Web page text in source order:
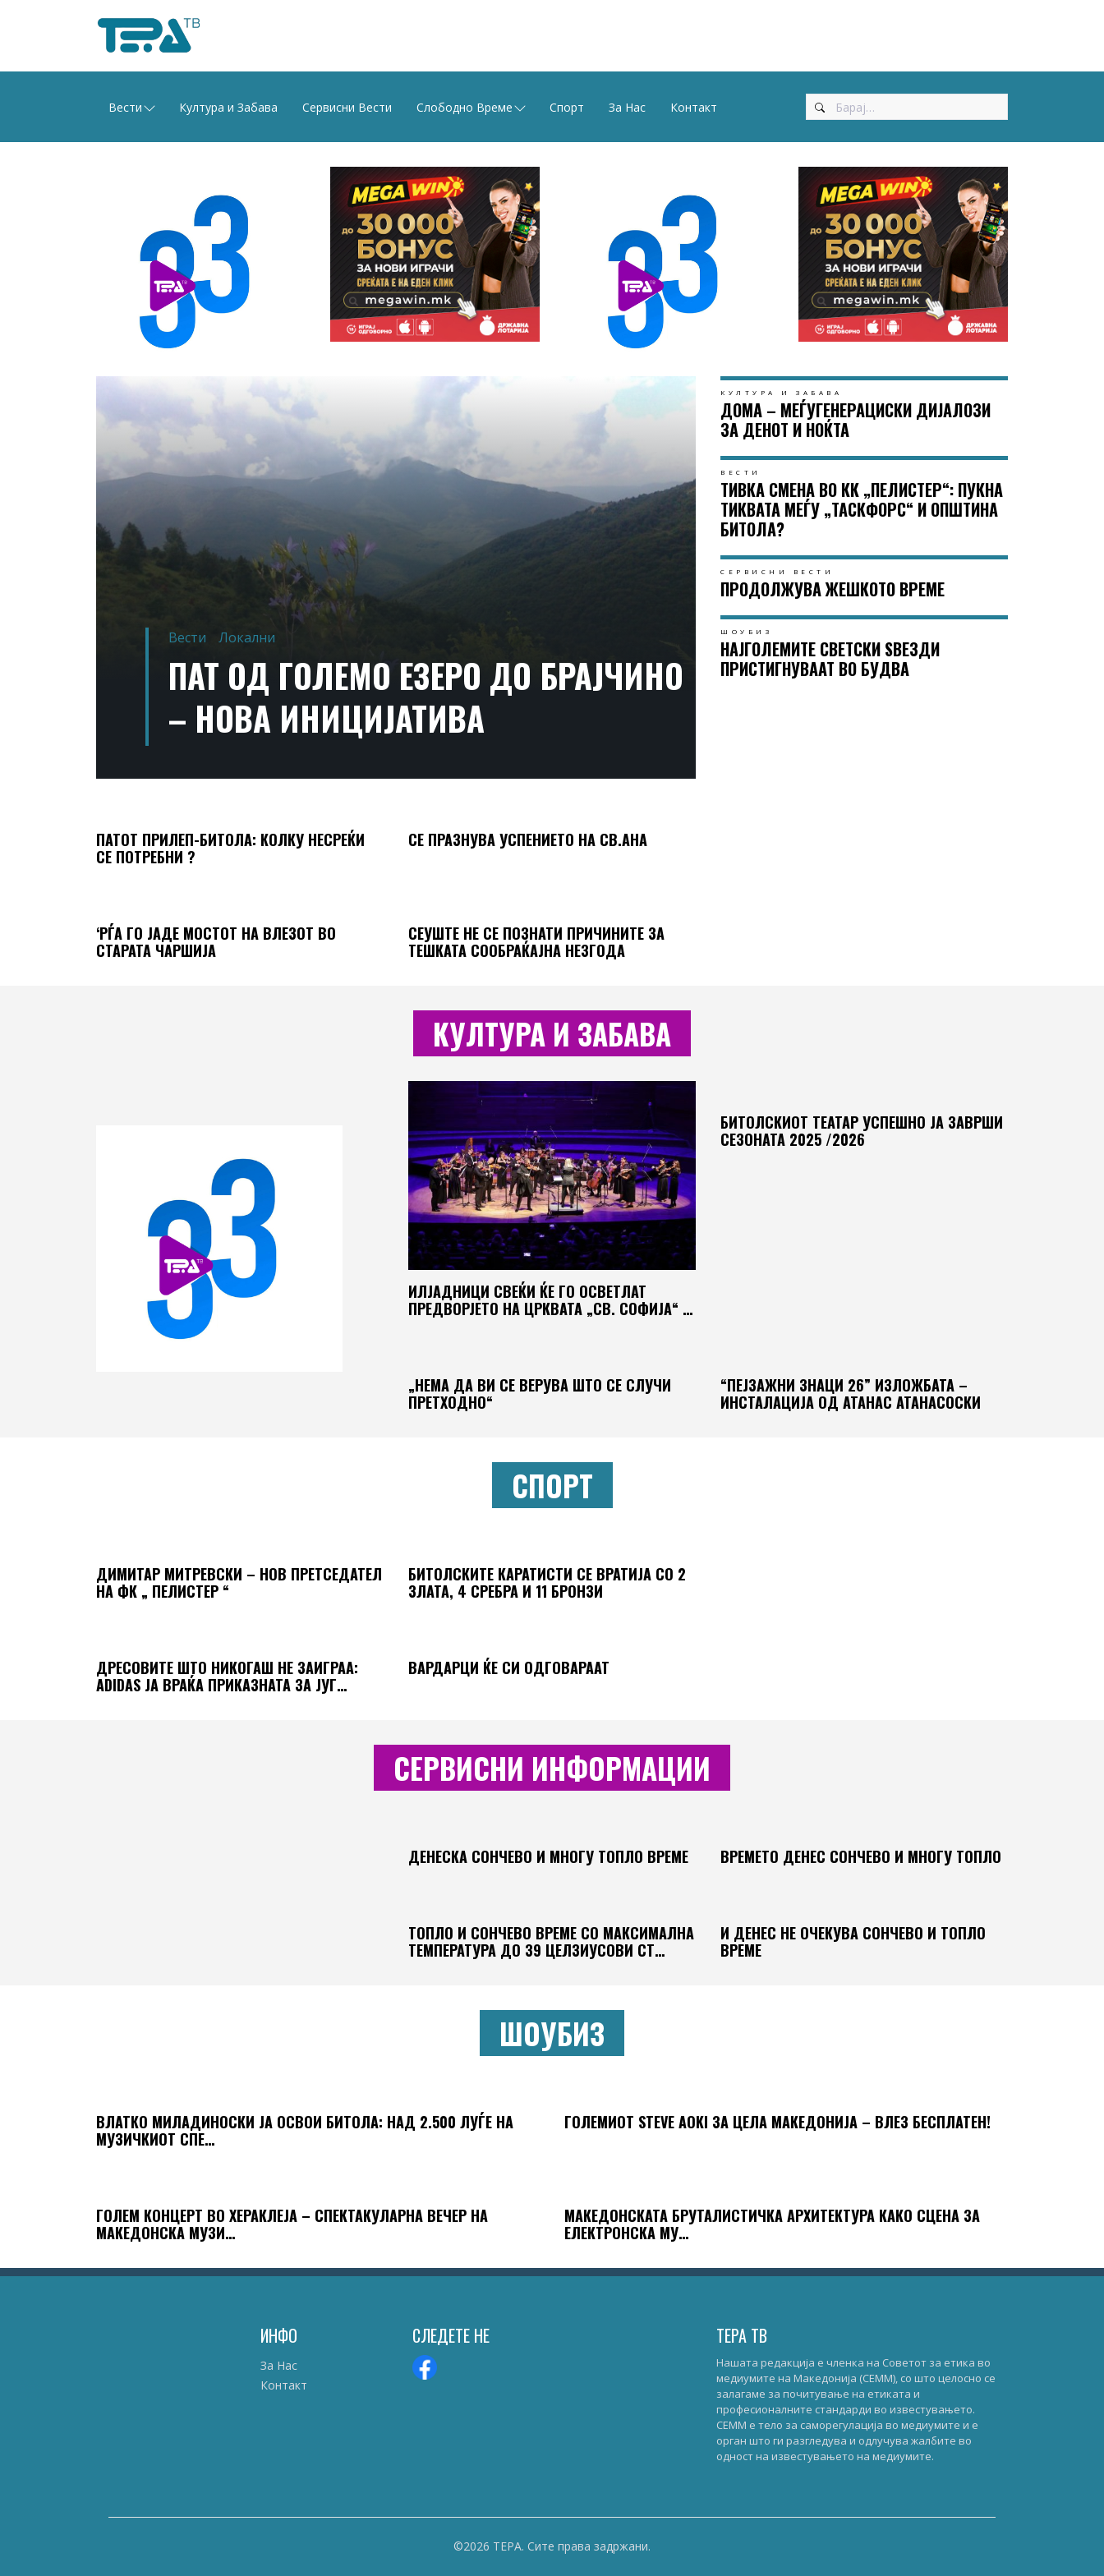
Navigation
Вести Култура и Забава Сервисни Вести Слободно Време Спорт За Нас Контакт
Search
for:
Вести Локални
ПАТ ОД ГОЛЕМО ЕЗЕРО ДО БРАЈЧИНО
– НОВА ИНИЦИЈАТИВА
ПАТОТ ПРИЛЕП-БИТОЛА: КОЛКУ НЕСРЕЌИ
СЕ ПОТРЕБНИ ?
СЕ ПРАЗНУВА УСПЕНИЕТО НА СВ.АНА
‘РЃА ГО ЈАДЕ МОСТОТ НА ВЛЕЗОТ ВО
СТАРАТА ЧАРШИЈА
СЕУШТЕ НЕ СЕ ПОЗНАТИ ПРИЧИНИТЕ ЗА
ТЕШКАТА СООБРАЌАЈНА НЕЗГОДА
КУЛТУРА И ЗАБАВА
ДОМА – МЕЃУГЕНЕРАЦИСКИ ДИЈАЛОЗИ
ЗА ДЕНОТ И НОЌТА
ВЕСТИ
ТИВКА СМЕНА ВО КК „ПЕЛИСТЕР“: ПУКНА
ТИКВАТА МЕЃУ „ТАСКФОРС“ И ОПШТИНА
БИТОЛА?
СЕРВИСНИ ВЕСТИ
ПРОДОЛЖУВА ЖЕШКОТО ВРЕМЕ
ШОУБИЗ
НАЈГОЛЕМИТЕ СВЕТСКИ ЅВЕЗДИ
ПРИСТИГНУВААТ ВО БУДВА
КУЛТУРА И ЗАБАВА
ИЛЈАДНИЦИ СВЕЌИ ЌЕ ГО ОСВЕТЛАТ
ПРЕДВОРЈЕТО НА ЦРКВАТА „СВ. СОФИЈА“ …
БИТОЛСКИОТ ТЕАТАР УСПЕШНО ЈА ЗАВРШИ
СЕЗОНАТА 2025 /2026
„НЕМА ДА ВИ СЕ ВЕРУВА ШТО СЕ СЛУЧИ
ПРЕТХОДНО“
“ПЕЈЗАЖНИ ЗНАЦИ 26” ИЗЛОЖБАТА –
ИНСТАЛАЦИЈА ОД АТАНАС АТАНАСОСКИ
СПОРТ
ДИМИТАР МИТРЕВСКИ – НОВ ПРЕТСЕДАТЕЛ
НА ФК „ ПЕЛИСТЕР “
БИТОЛСКИТЕ КАРАТИСТИ СЕ ВРАТИЈА СО 2
ЗЛАТА, 4 СРЕБРА И 11 БРОНЗИ
ДРЕСОВИТЕ ШТО НИКОГАШ НЕ ЗАИГРАА:
ADIDAS ЈА ВРАЌА ПРИКАЗНАТА ЗА ЈУГ…
ВАРДАРЦИ ЌЕ СИ ОДГОВАРААТ
СЕРВИСНИ ИНФОРМАЦИИ
ДЕНЕСКА СОНЧЕВО И МНОГУ ТОПЛО ВРЕМЕ ВРЕМЕТО ДЕНЕС СОНЧЕВО И МНОГУ ТОПЛО
ТОПЛО И СОНЧЕВО ВРЕМЕ СО МАКСИМАЛНА
ТЕМПЕРАТУРА ДО 39 ЦЕЛЗИУСОВИ СТ…
И ДЕНЕС НЕ ОЧЕКУВА СОНЧЕВО И ТОПЛО
ВРЕМЕ
ШОУБИЗ
ВЛАТКО МИЛАДИНОСКИ ЈА ОСВОИ БИТОЛА: НАД 2.500 ЛУЃЕ НА
МУЗИЧКИOT СПЕ…
ГОЛЕМИОТ STEVE AOKI ЗА ЦЕЛА МАКЕДОНИЈА – ВЛЕЗ БЕСПЛАТЕН!
ГОЛЕМ КОНЦЕРТ ВО ХЕРАКЛЕЈА – СПЕКТАКУЛАРНА ВЕЧЕР НА
МАКЕДОНСКА МУЗИ…
МАКЕДОНСКАТА БРУТАЛИСТИЧКА АРХИТЕКТУРА КАКО СЦЕНА ЗА
ЕЛЕКТРОНСКА МУ…
ИНФО
За Нас
Контакт
СЛЕДЕТЕ НЕ ТЕРА ТВ
Нашата редакција е членка на Советот за етика во
медиумите на Македонија (СЕММ), со што целосно се
залагаме за почитување на етиката и
професионалните стандарди во известувањето.
СЕММ е тело за саморегулација во медиумите и е
орган што ги разгледува и одлучува жалбите во
одност на известувањето на медиумите.
©2026 ТЕРА. Сите права задржани.